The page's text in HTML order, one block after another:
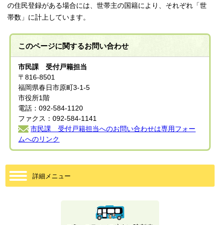
の住民登録がある場合には、世帯主の国籍により、それぞれ「世
帯数」に計上しています。
このページに関するお問い合わせ
市民課 受付戸籍担当
〒816-8501
福岡県春日市原町3-1-5
市役所1階
電話：092-584-1120
ファクス：092-584-1141
市民課 受付戸籍担当へのお問い合わせは専用フォー
ムへのリンク
詳細メニュー